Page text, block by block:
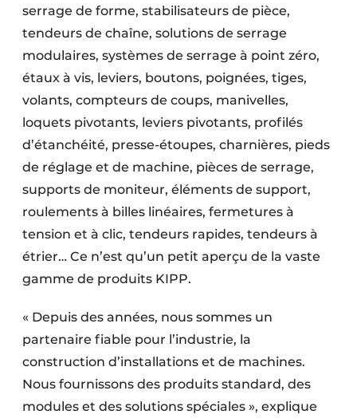
serrage de forme, stabilisateurs de pièce,
tendeurs de chaîne, solutions de serrage
modulaires, systèmes de serrage à point zéro,
étaux à vis, leviers, boutons, poignées, tiges,
volants, compteurs de coups, manivelles,
loquets pivotants, leviers pivotants, profilés
d’étanchéité, presse-étoupes, charnières, pieds
de réglage et de machine, pièces de serrage,
supports de moniteur, éléments de support,
roulements à billes linéaires, fermetures à
tension et à clic, tendeurs rapides, tendeurs à
étrier… Ce n’est qu’un petit aperçu de la vaste
gamme de produits KIPP.
« Depuis des années, nous sommes un
partenaire fiable pour l’industrie, la
construction d’installations et de machines.
Nous fournissons des produits standard, des
modules et des solutions spéciales », explique